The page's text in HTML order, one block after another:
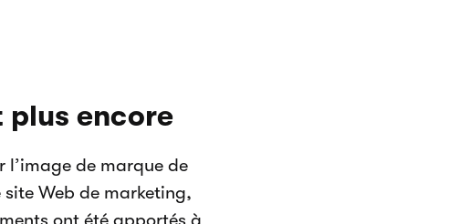
plus encore
l’image de marque de
Web de marketing,